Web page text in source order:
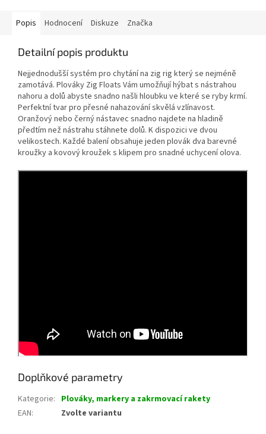
Popis Hodnocení Diskuze Značka
Detailní popis produktu
Nejjednodušší systém pro chytání na zig rig který se nejméně
zamotává. Plováky Zig Floats Vám umožňují hýbat s nástrahou
nahoru a dolů abyste snadno našli hloubku ve které se ryby krmí.
Perfektní tvar pro přesné nahazování skvělá vzlínavost.
Oranžový nebo černý nástavec snadno najdete na hladině
předtím než nástrahu stáhnete dolů. K dispozici ve dvou
velikostech. Každé balení obsahuje jeden plovák dva barevné
kroužky a kovový kroužek s klipem pro snadné uchycení olova.
Doplňkové parametry
Kategorie: Plováky, markery a zakrmovací rakety
EAN: Zvolte variantu